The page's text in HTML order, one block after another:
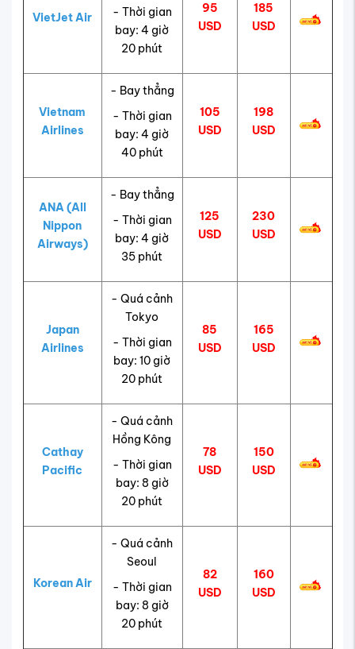
VietJet Air
- Thời gian
bay: 4 giờ
20 phút
95
USD
185
USD
Vietnam
Airlines
- Bay thẳng
- Thời gian
bay: 4 giờ
40 phút
105
USD
198
USD
ANA (All
Nippon
Airways)
- Bay thẳng
- Thời gian
bay: 4 giờ
35 phút
125
USD
230
USD
Japan
Airlines
- Quá cảnh
Tokyo
- Thời gian
bay: 10 giờ
20 phút
85
USD
165
USD
Cathay
Pacific
- Quá cảnh
Hồng Kông
- Thời gian
bay: 8 giờ
20 phút
78
USD
150
USD
Korean Air
- Quá cảnh
Seoul
- Thời gian
bay: 8 giờ
20 phút
82
USD
160
USD